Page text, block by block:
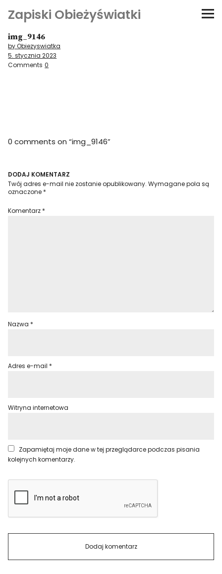
Zapiski Obieżyświatki
Podróże
Kultura i sztuka
Niezwyczajne ściany
Dom na kółkach
img_9146
by Obiezyswiatka
5. stycznia 2023
Comments 0
0 comments on “img_9146”
DODAJ KOMENTARZ
Twój adres e-mail nie zostanie opublikowany. Wymagane pola są
oznaczone *
Komentarz *
Nazwa *
Adres e-mail *
Witryna internetowa
Zapamiętaj moje dane w tej przeglądarce podczas pisania
kolejnych komentarzy.